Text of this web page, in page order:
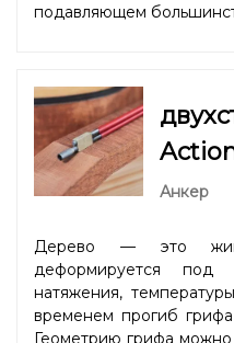
подавляющем
Анкер
Дерево — это
деформируется под
натяжения,
временем прогиб
Геометрию грифа